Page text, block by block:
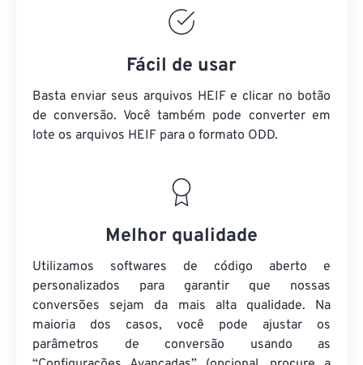
Fácil de usar
Basta enviar seus arquivos HEIF e clicar no botão
de conversão. Você também pode converter em
lote os arquivos HEIF para o formato ODD.
Melhor qualidade
Utilizamos softwares de código aberto e
personalizados para garantir que nossas
conversões sejam da mais alta qualidade. Na
maioria dos casos, você pode ajustar os
parâmetros de conversão usando as